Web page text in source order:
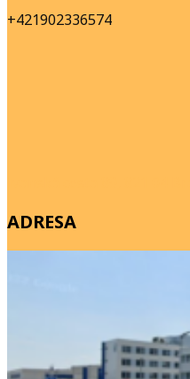
+421902336574
ADRESA